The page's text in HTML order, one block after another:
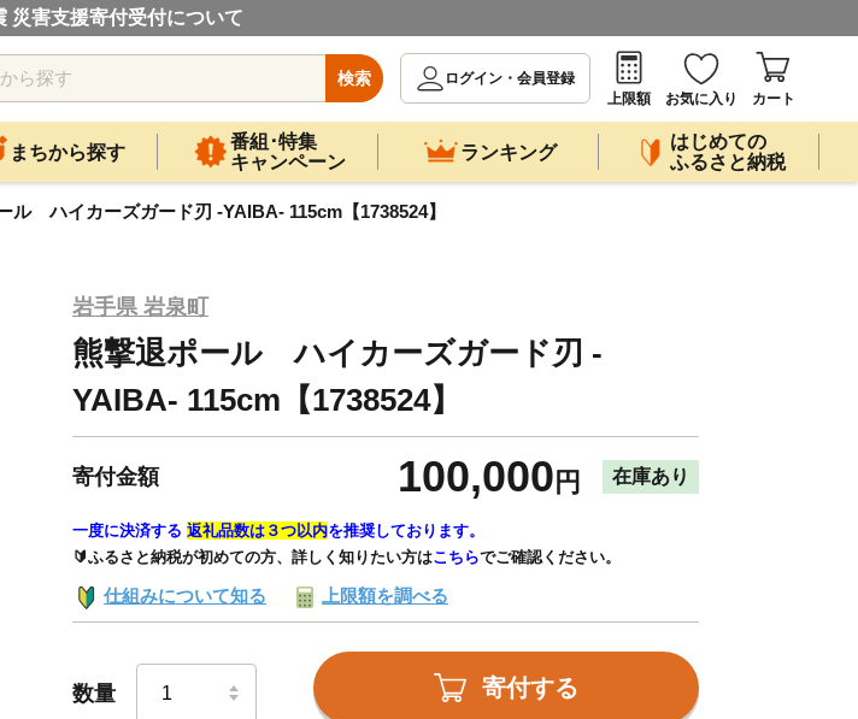
災害支援寄付受付について
検索
ログイン・会員登録
上限額
お気に入り カート
まちから探す
番組･特集
キャンペーン
ランキング
はじめての
ふるさと納税
ル ハイカーズガード刃 -YAIBA- 115cm【1738524】
岩手県 岩泉町
熊撃退ポール ハイカーズガード刃 -
YAIBA- 115cm【1738524】
寄付金額 100,000 円 在庫あり
一度に決済する 返礼品数は３つ以内を推奨しております。
🔰ふるさと納税が初めての方、詳しく知りたい方はこちらでご確認ください。
仕組みについて知る 上限額を調べる
数量 寄付する